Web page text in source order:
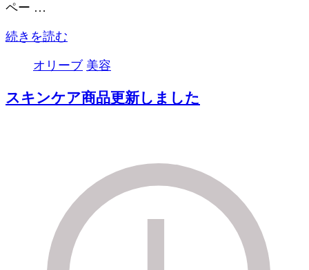
ペー …
続きを読む
オリーブ 美容
スキンケア商品更新しました